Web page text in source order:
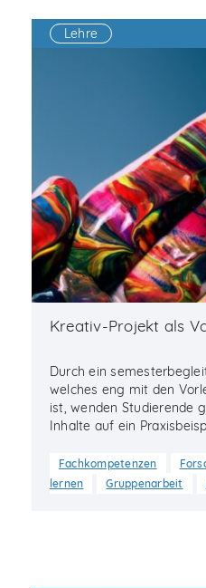
Lehre
Kreativ-Projekt als
Durch ein
welches eng mit den
ist, wenden Studierende
Inhalte auf ein
Fachkompetenzen
lernen
Gruppenarbeit